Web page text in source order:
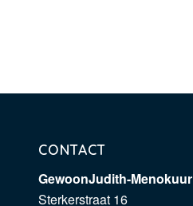
CONTACT
GewoonJudith-Menokuur
Sterkerstraat 16